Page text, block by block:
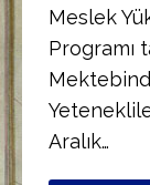
Meslek
Programı
Aralık…